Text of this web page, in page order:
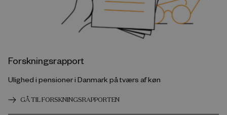
Forskningsrapport
Ulighed i pensioner i Danmark på tværs af køn
GÅ TIL FORSKNINGSRAPPORTEN